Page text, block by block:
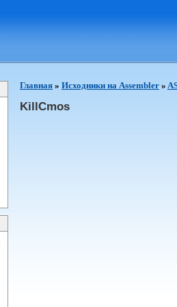
Главная » Исходники на Assembler »
KillCmos